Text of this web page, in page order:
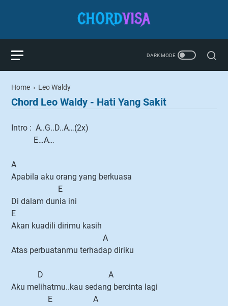
Home › Leo Waldy
Chord Leo Waldy - Hati Yang Sakit
Intro : A..G..D..A…(2x)
E…A…
A
Apabila aku orang yang berkuasa
E
Di dalam dunia ini
E
Akan kuadili dirimu kasih
A
Atas perbuatanmu terhadap diriku
D A
Aku melihatmu..kau sedang bercinta lagi
E A